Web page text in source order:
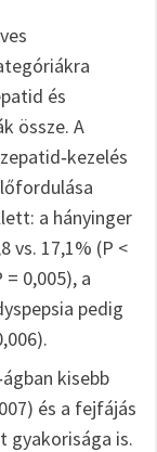
és
össze. A
a hányinger
vs. 17,1% (P <
= 0,005), a
pedig
kisebb
és a fejfájás
gyakorisága is.